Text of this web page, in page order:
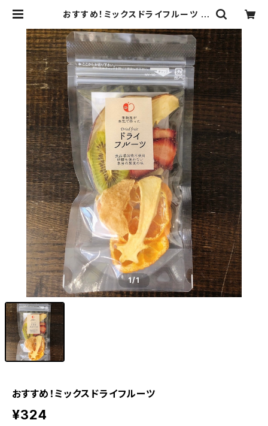
おすすめ！ミックスドライフルーツ |
1/1
おすすめ！ミックスドライフルーツ
¥324